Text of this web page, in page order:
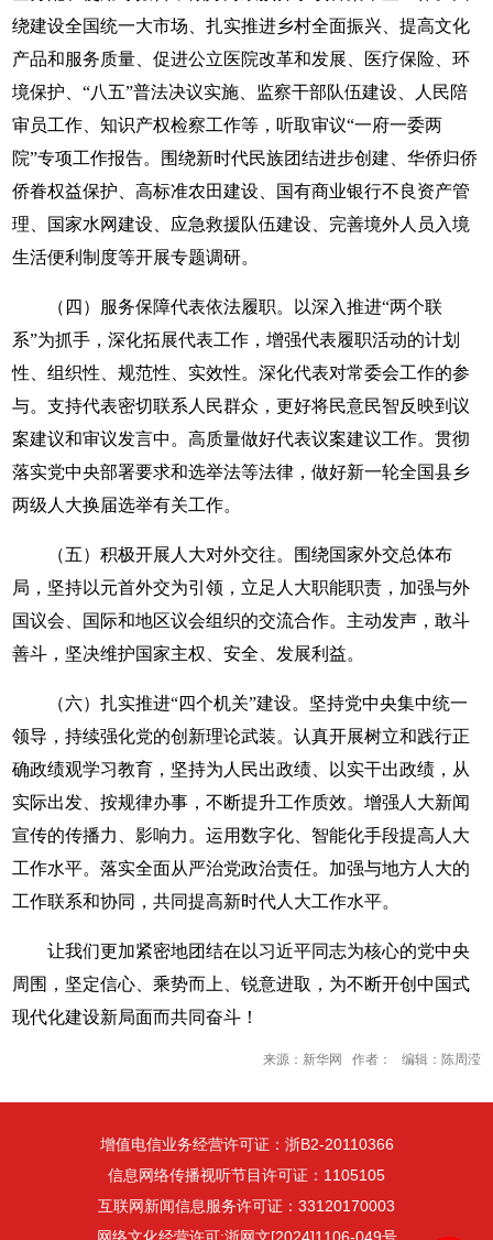
绕建设全国统一大市场、扎实推进乡村全面振兴、提高文化
产品和服务质量、促进公立医院改革和发展、医疗保险、环
境保护、“八五”普法决议实施、监察干部队伍建设、人民陪
审员工作、知识产权检察工作等，听取审议“一府一委两
院”专项工作报告。围绕新时代民族团结进步创建、华侨归侨
侨眷权益保护、高标准农田建设、国有商业银行不良资产管
理、国家水网建设、应急救援队伍建设、完善境外人员入境
生活便利制度等开展专题调研。
（四）服务保障代表依法履职。以深入推进“两个联
系”为抓手，深化拓展代表工作，增强代表履职活动的计划
性、组织性、规范性、实效性。深化代表对常委会工作的参
与。支持代表密切联系人民群众，更好将民意民智反映到议
案建议和审议发言中。高质量做好代表议案建议工作。贯彻
落实党中央部署要求和选举法等法律，做好新一轮全国县乡
两级人大换届选举有关工作。
（五）积极开展人大对外交往。围绕国家外交总体布
局，坚持以元首外交为引领，立足人大职能职责，加强与外
国议会、国际和地区议会组织的交流合作。主动发声，敢斗
善斗，坚决维护国家主权、安全、发展利益。
（六）扎实推进“四个机关”建设。坚持党中央集中统一
领导，持续强化党的创新理论武装。认真开展树立和践行正
确政绩观学习教育，坚持为人民出政绩、以实干出政绩，从
实际出发、按规律办事，不断提升工作质效。增强人大新闻
宣传的传播力、影响力。运用数字化、智能化手段提高人大
工作水平。落实全面从严治党政治责任。加强与地方人大的
工作联系和协同，共同提高新时代人大工作水平。
让我们更加紧密地团结在以习近平同志为核心的党中央
周围，坚定信心、乘势而上、锐意进取，为不断开创中国式
现代化建设新局面而共同奋斗！
来源：新华网 作者： 编辑：陈周滢
增值电信业务经营许可证：浙B2-20110366
信息网络传播视听节目许可证：1105105
互联网新闻信息服务许可证：33120170003